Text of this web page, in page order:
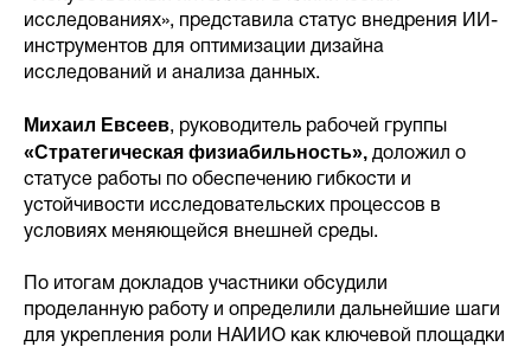
исследованиях», представила статус внедрения ИИ-
инструментов для оптимизации дизайна
исследований и анализа данных.
Михаил Евсеев, руководитель рабочей группы
«Стратегическая физиабильность», доложил о
статусе работы по обеспечению гибкости и
устойчивости исследовательских процессов в
условиях меняющейся внешней среды.
По итогам докладов участники обсудили
проделанную работу и определили дальнейшие шаги
для укрепления роли НАИИО как ключевой площадки